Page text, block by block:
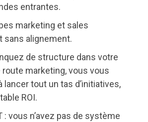
entrantes.
marketing et sales
sans alignement.
de structure dans votre
marketing, vous vous
lancer tout un tas d’initiatives,
ROI.
: vous n’avez pas de système